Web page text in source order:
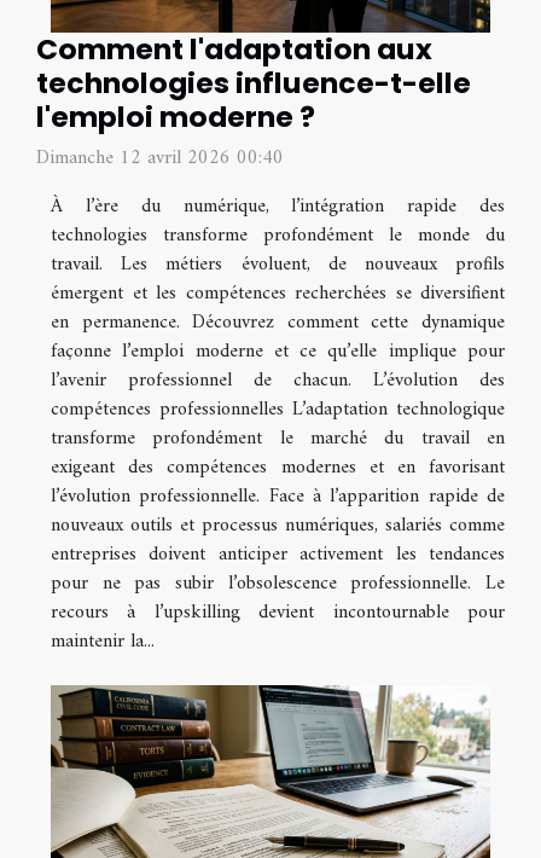
Comment l'adaptation aux
technologies influence-t-elle
l'emploi moderne ?
Dimanche 12 avril 2026 00:40
À l’ère du numérique, l’intégration rapide des
technologies transforme profondément le monde du
travail. Les métiers évoluent, de nouveaux profils
émergent et les compétences recherchées se diversifient
en permanence. Découvrez comment cette dynamique
façonne l’emploi moderne et ce qu’elle implique pour
l’avenir professionnel de chacun. L’évolution des
compétences professionnelles L’adaptation technologique
transforme profondément le marché du travail en
exigeant des compétences modernes et en favorisant
l’évolution professionnelle. Face à l’apparition rapide de
nouveaux outils et processus numériques, salariés comme
entreprises doivent anticiper activement les tendances
pour ne pas subir l’obsolescence professionnelle. Le
recours à l’upskilling devient incontournable pour
maintenir la...